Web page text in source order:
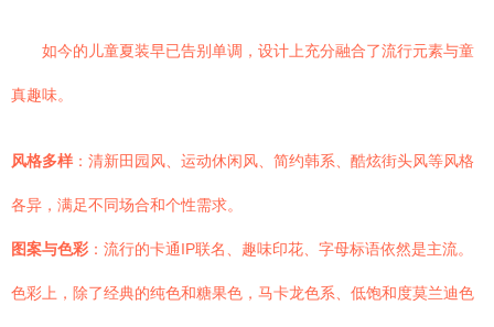
如今的儿童夏装早已告别单调，设计上充分融合了流行元素与童
真趣味。
风格多样 ：清新田园风、运动休闲风、简约韩系、酷炫街头风等风格
各异，满足不同场合和个性需求。
图案与色彩 ：流行的卡通IP联名、趣味印花、字母标语依然是主流。
色彩上，除了经典的纯色和糖果色，马卡龙色系、低饱和度莫兰迪色